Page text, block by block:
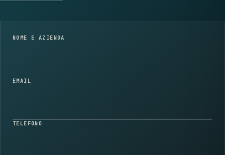
NOME E AZIENDA
EMAIL
TELEFONO